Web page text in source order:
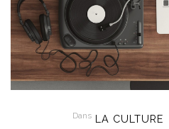
Dans LA CULTURE